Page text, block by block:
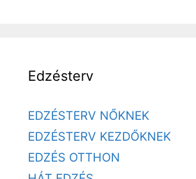
Edzésterv
EDZÉSTERV NŐKNEK
EDZÉSTERV KEZDŐKNEK
EDZÉS OTTHON